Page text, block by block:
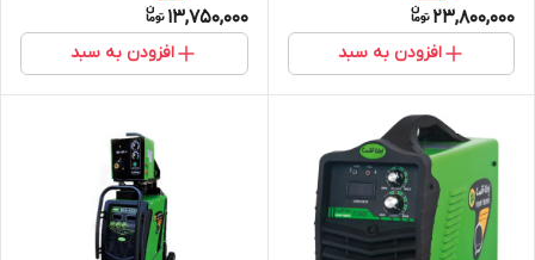
23,800,000
افزودن به سبد
13,750,000
افزودن به سبد